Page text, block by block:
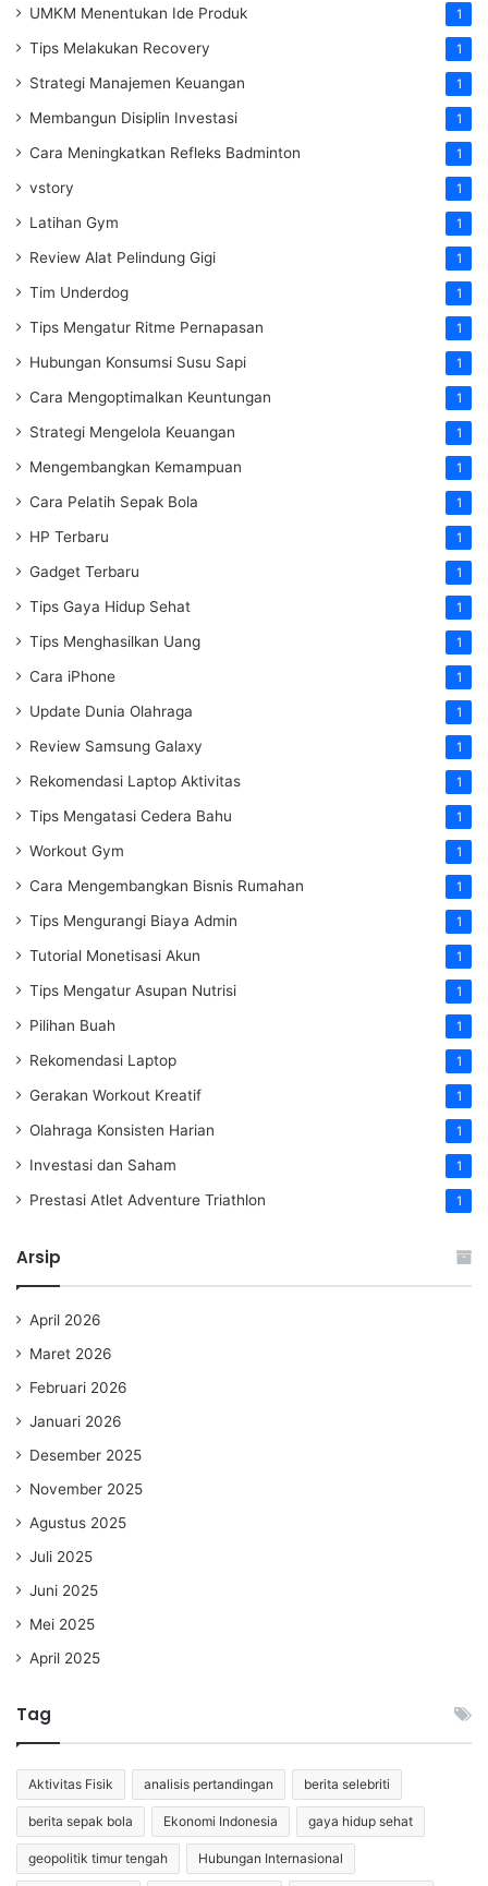
UMKM Menentukan Ide Produk 1
Tips Melakukan Recovery 1
Strategi Manajemen Keuangan 1
Membangun Disiplin Investasi 1
Cara Meningkatkan Refleks Badminton 1
vstory 1
Latihan Gym 1
Review Alat Pelindung Gigi 1
Tim Underdog 1
Tips Mengatur Ritme Pernapasan 1
Hubungan Konsumsi Susu Sapi 1
Cara Mengoptimalkan Keuntungan 1
Strategi Mengelola Keuangan 1
Mengembangkan Kemampuan 1
Cara Pelatih Sepak Bola 1
HP Terbaru 1
Gadget Terbaru 1
Tips Gaya Hidup Sehat 1
Tips Menghasilkan Uang 1
Cara iPhone 1
Update Dunia Olahraga 1
Review Samsung Galaxy 1
Rekomendasi Laptop Aktivitas 1
Tips Mengatasi Cedera Bahu 1
Workout Gym 1
Cara Mengembangkan Bisnis Rumahan 1
Tips Mengurangi Biaya Admin 1
Tutorial Monetisasi Akun 1
Tips Mengatur Asupan Nutrisi 1
Pilihan Buah 1
Rekomendasi Laptop 1
Gerakan Workout Kreatif 1
Olahraga Konsisten Harian 1
Investasi dan Saham 1
Prestasi Atlet Adventure Triathlon 1
Arsip
April 2026
Maret 2026
Februari 2026
Januari 2026
Desember 2025
November 2025
Agustus 2025
Juli 2025
Juni 2025
Mei 2025
April 2025
Tag
Aktivitas Fisik analisis pertandingan berita selebriti
berita sepak bola Ekonomi Indonesia gaya hidup sehat
geopolitik timur tengah Hubungan Internasional